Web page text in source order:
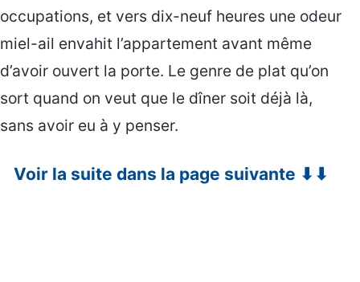
occupations, et vers dix-neuf heures une odeur
miel-ail envahit l’appartement avant même
d’avoir ouvert la porte. Le genre de plat qu’on
sort quand on veut que le dîner soit déjà là,
sans avoir eu à y penser.
Voir la suite dans la page suivante ⬇⬇